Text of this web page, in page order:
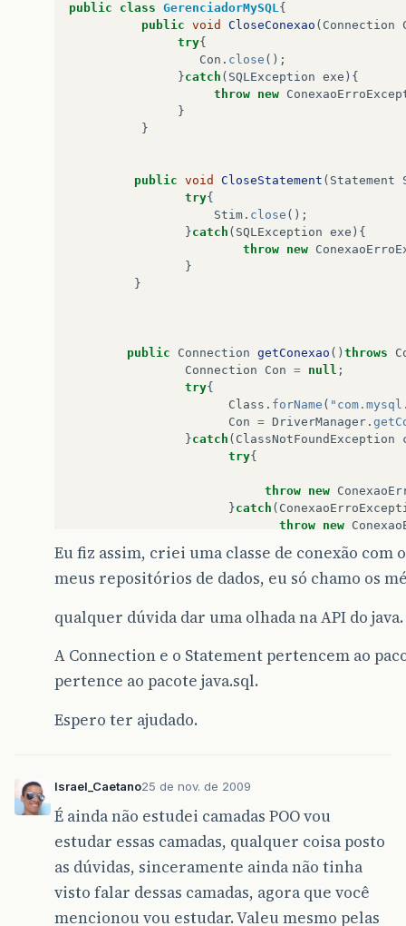
public class GerenciadorMySQL{
public void CloseConexao ( Connection
try{
Con . close ();
}catch ( SQLException exe ){
throw new
}
}
public void CloseStatement ( Statement
try{
Stim . close ();
}catch ( SQLException exe ){
throw new
}
}
public Connection getConexao () throws
Connection
Con = null ;
try{
Class . forName (
Con = DriverManager .
}catch ( ClassNotFoundException
try{
throw new
}catch (
throw new
}catch(SQLException exe ){
throw
new
}
Eu fiz assim, criei uma classe de conexão com
meus repositórios de dados, eu só chamo os
qualquer dúvida dar uma olhada na API do java.
A Connection e o Statement pertencem ao
pertence ao pacote java.sql.
Espero ter ajudado.
Israel_Caetano25 de nov. de 2009
É ainda não estudei camadas POO vou
estudar essas camadas, qualquer coisa posto
as dúvidas, sinceramente ainda não tinha
visto falar dessas camadas, agora que você
mencionou vou estudar. Valeu mesmo pelas